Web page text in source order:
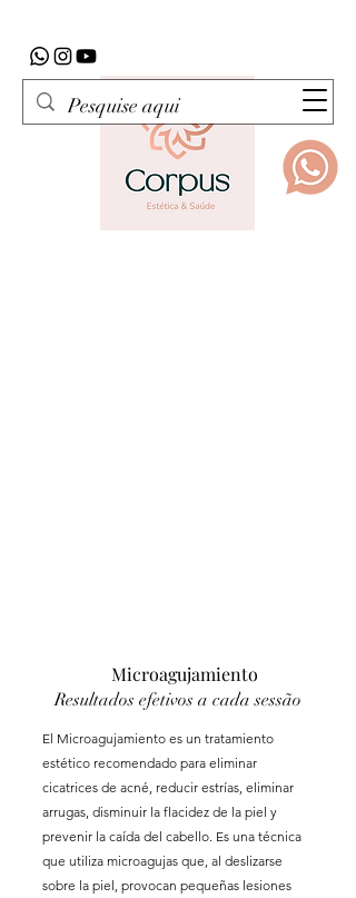
Microagujamiento
Resultados efetivos a cada sessão
El Microagujamiento es un tratamiento
estético recomendado para eliminar
cicatrices de acné, reducir estrías, eliminar
arrugas, disminuir la flacidez de la piel y
prevenir la caída del cabello. Es una técnica
que utiliza microagujas que, al deslizarse
sobre la piel, provocan pequeñas lesiones